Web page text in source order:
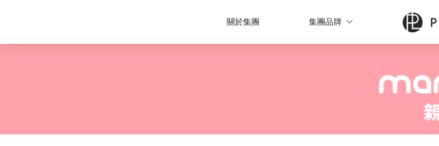
關於集團 集團品牌